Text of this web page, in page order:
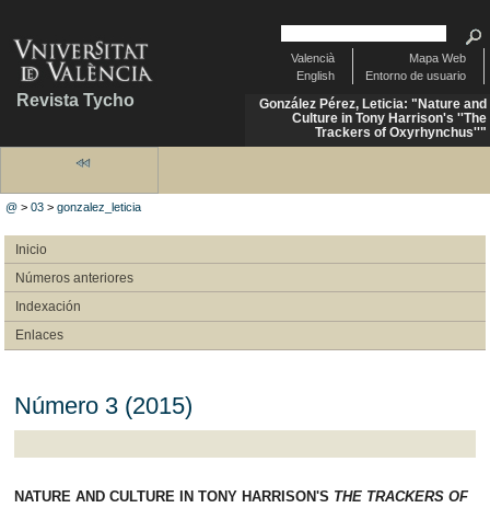
Revista Tycho
Mapa Web
Entorno de usuario
Valencià
English
González Pérez, Leticia: "Nature and
Culture in Tony Harrison's ''The
Trackers of Oxyrhynchus''"
@ >03 >gonzalez_leticia
Inicio
Números anteriores
Indexación
Enlaces
Número 3 (2015)
NATURE AND CULTURE IN TONY HARRISON'S THE TRACKERS OF